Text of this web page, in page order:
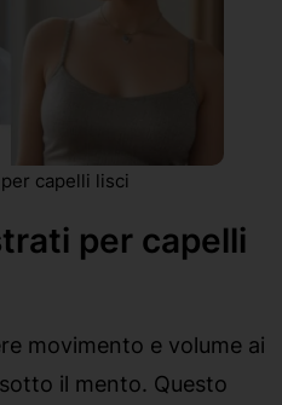
capelli lisci
per capelli
movimento e volume ai
il mento. Questo